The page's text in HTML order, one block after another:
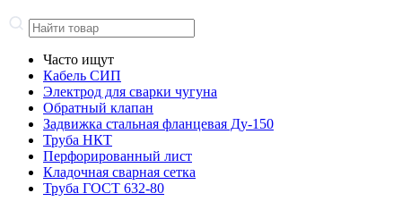
Часто ищут
Кабель СИП
Электрод для сварки чугуна
Обратный клапан
Задвижка стальная фланцевая Ду-150
Труба НКТ
Перфорированный лист
Кладочная сварная сетка
Труба ГОСТ 632-80